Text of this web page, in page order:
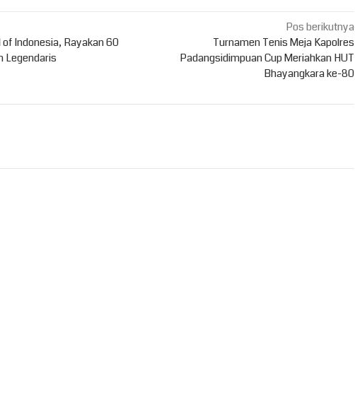
Indonesia, Rayakan 60
Legendaris
Pos berikutnya
Turnamen Tenis Meja Kapolres
Padangsidimpuan Cup Meriahkan HUT
Bhayangkara ke-80